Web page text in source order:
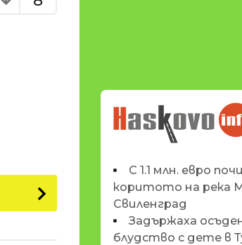
НОВИНИТЕ НА
HASKOVO.INFO
С 1.1 млн. евро
коритото на река
Свиленград
Задържаха
блудство с дете в